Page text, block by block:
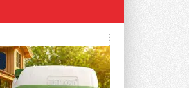
EN